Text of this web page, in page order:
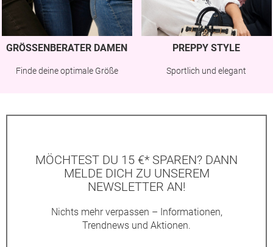
GRÖSSENBERATER DAMEN
Finde deine optimale Größe
PREPPY STYLE
Sportlich und elegant
MÖCHTEST DU 15 €* SPAREN? DANN
MELDE DICH ZU UNSEREM
NEWSLETTER AN!
Nichts mehr verpassen – Informationen,
Trendnews und Aktionen.